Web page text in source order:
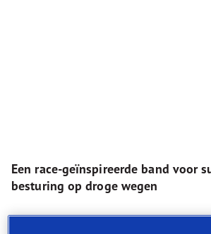
Een race-geïnspireerde band voor
besturing op droge wegen
Superieure prestaties op droge